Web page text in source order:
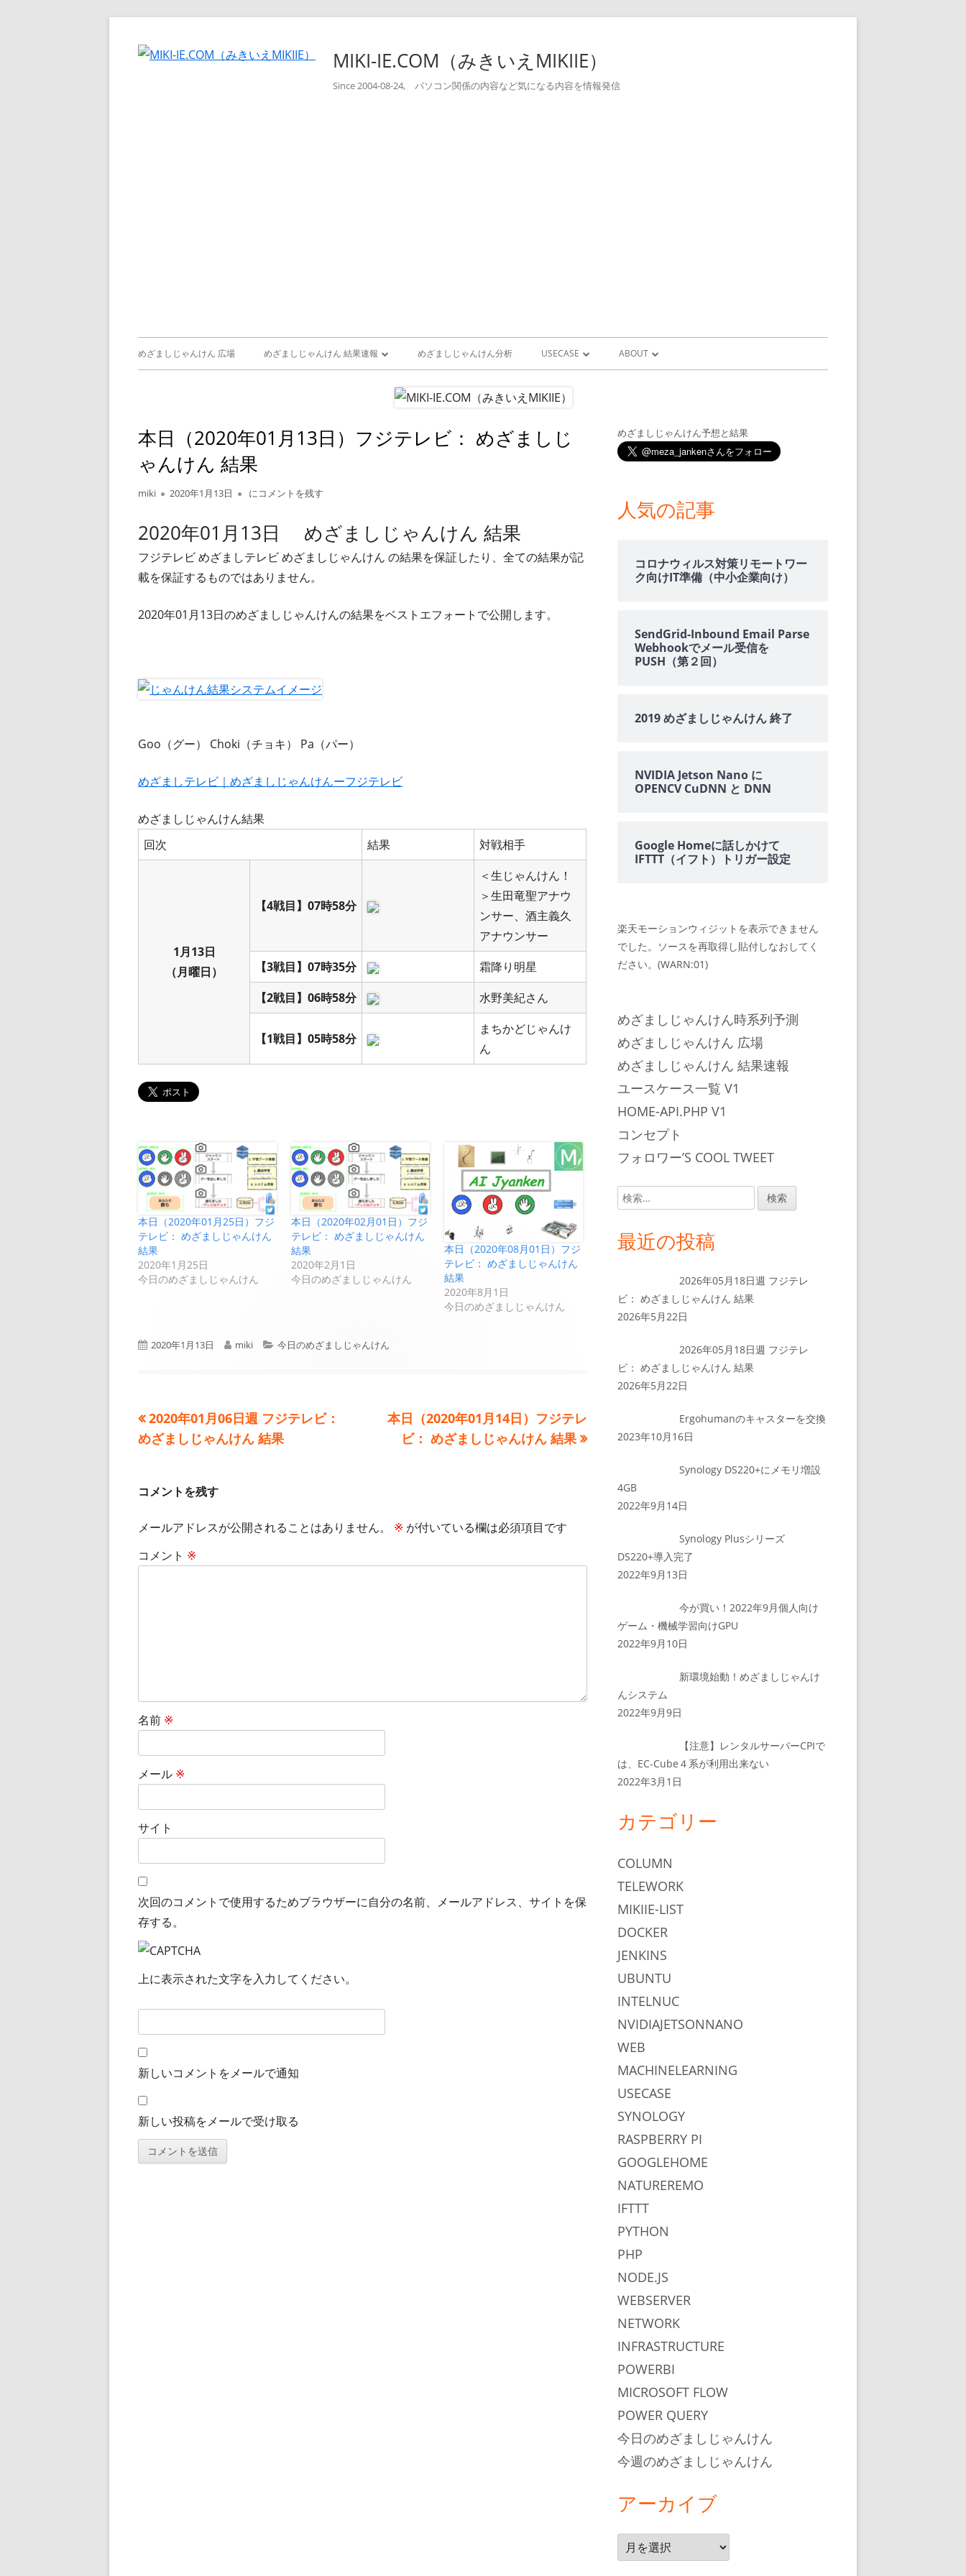
MIKI-IE.COM（みきいえMIKIIE）
Since 2004-08-24, パソコン関係の内容など気になる内容を情報発信
メ
メ
ニ
ー
めざましじゃんけん 広場 めざましじゃんけん 結果速報 めざましじゃんけん分析 USECASE
雨が降り出す前に通知①GOOGLE HOME
スピーカーとライン通知
ンをシャットダウンする
ンを起動する
室温上昇（30℃）でLINE通知
室温上昇でパソコンシャットダウンと
電車遅延情報をGOOGLE HOME
他の部屋に連絡-BY-GOOGLE-HOME-
HOME NOTIFIERでアナウンス
NATUREREMOAPIで蓄積する室温・湿
度・照度履歴DB
ABOUT
本日（2020年01月13日）フジテレビ： めざましじ
ゃんけん 結果
作
者
miki
公
日
2020年1月13日 本日（2020年01月13日）フジテレビ： めざましじゃんけん 結果
にコメントを残す
2020年01月13日 めざましじゃんけん 結果
フジテレビ めざましテレビ めざましじゃんけん の結果を保証したり、全ての結果が記
載を保証するものではありません。
2020年01月13日のめざましじゃんけんの結果をベストエフォートで公開します。
Goo（グー） Choki（チョキ） Pa（パー）
めざましテレビ｜めざましじゃんけんーフジテレビ
めざましじゃんけん結果
回次
結果 対戦相手
1月13日
（月曜日）
【4戦目】07時58分
＜生じゃんけん！
＞生田竜聖アナウ
ンサー、酒主義久
アナウンサー
【3戦目】07時35分
霜降り明星
【2戦目】06時58分
水野美紀さん
【1戦目】05時58分
まちかどじゃんけ
ん
本日（2020年01月25日）フジ
テレビ： めざましじゃんけん
結果
2020年1月25日
今日のめざましじゃんけん
本日（2020年02月01日）フジ
テレビ： めざましじゃんけん
結果
2020年2月1日
今日のめざましじゃんけん
本日（2020年08月01日）フジ
テレビ： めざましじゃんけん
結果
2020年8月1日
今日のめざましじゃんけん
公
2020年1月13日
作
miki
カ
ー
今日のめざましじゃんけん
投
ナ
ゲ
前
の
2020年01月06日週 フジテレビ：
めざましじゃんけん 結果
次
本日（2020年01月14日）フジテレ
ビ： めざましじゃんけん 結果
コメントを残す
メールアドレスが公開されることはありません。 ※ が付いている欄は必須項目です
コメント ※
名前 ※
メール ※
サイト
次回のコメントで使用するためブラウザーに自分の名前、メールアドレス、サイトを保
存する。
上に表示された文字を入力してください。
新しいコメントをメールで通知
新しい投稿をメールで受け取る
メ
ン
めざましじゃんけん予想と結果
人気の記事
コロナウィルス対策リモートワー
ク向けIT準備（中小企業向け）
SendGrid-Inbound Email Parse
Webhookでメール受信を
PUSH（第２回）
2019 めざましじゃんけん 終了
NVIDIA Jetson Nano に
OPENCV CuDNN と DNN
Google Homeに話しかけて
IFTTT（イフト）トリガー設定
楽天モーションウィジットを表示できません
でした。ソースを再取得し貼付しなおしてく
ださい。(WARN:01)
めざましじゃんけん時系列予測
めざましじゃんけん 広場
めざましじゃんけん 結果速報
ユースケース一覧 V1
HOME-API.PHP V1
コンセプト
フォロワー’S COOL TWEET
検
索:
最近の投稿
2026年05月18日週 フジテレ
ビ： めざましじゃんけん 結果
2026年5月22日
2026年05月18日週 フジテレ
ビ： めざましじゃんけん 結果
2026年5月22日
Ergohumanのキャスターを交換
2023年10月16日
Synology DS220+にメモリ増設
4GB
2022年9月14日
Synology Plusシリーズ
DS220+導入完了
2022年9月13日
今が買い！2022年9月個人向け
ゲーム・機械学習向けGPU
2022年9月10日
新環境始動！めざましじゃんけ
んシステム
2022年9月9日
【注意】レンタルサーバーCPIで
は、EC-Cube４系が利用出来ない
2022年3月1日
カテゴリー
COLUMN
TELEWORK
MIKIIE-LIST
DOCKER
JENKINS
UBUNTU
INTELNUC
NVIDIAJETSONNANO
WEB
MACHINELEARNING
USECASE
SYNOLOGY
RASPBERRY PI
GOOGLEHOME
NATUREREMO
IFTTT
PYTHON
PHP
NODE.JS
WEBSERVER
NETWORK
INFRASTRUCTURE
POWERBI
MICROSOFT FLOW
POWER QUERY
今日のめざましじゃんけん
今週のめざましじゃんけん
アーカイブ
ア
ー